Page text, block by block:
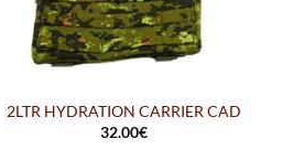
2LTR HYDRATION CARRIER CAD
32.00€